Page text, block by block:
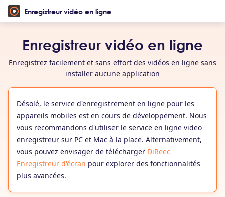
Enregistreur vidéo en ligne
Enregistreur vidéo en ligne
Enregistrez facilement et sans effort des vidéos en ligne sans
installer aucune application
Désolé, le service d'enregistrement en ligne pour les
appareils mobiles est en cours de développement. Nous
vous recommandons d'utiliser le service en ligne video
enregistreur sur PC et Mac à la place. Alternativement,
vous pouvez envisager de télécharger DiReec
Enregistreur d'écran pour explorer des fonctionnalités
plus avancées.